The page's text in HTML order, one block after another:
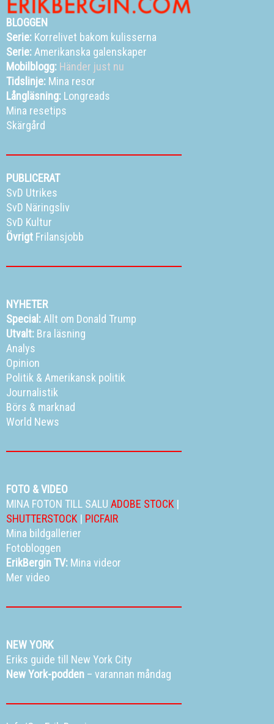
BLOGGEN
Serie: Korrelivet bakom kulisserna
Serie:Amerikanska galenskaper
Mobilblogg: Händer just nu
Tidslinje: Mina resor
Långläsning: Longreads
Mina resetips
Skärgård
PUBLICERAT
SvD Utrikes
SvD Näringsliv
SvD Kultur
Övrigt Frilansjobb
NYHETER
Special:Allt om Donald Trump
Utvalt: Bra läsning
Analys
Opinion
Politik & Amerikansk politik
Journalistik
Börs & marknad
World News
FOTO & VIDEO
MINA FOTON TILL SALU ADOBE STOCK |
SHUTTERSTOCK | PICFAIR
Mina bildgallerier
Fotobloggen
ErikBergin TV: Mina videor
Mer video
NEW YORK
Eriks guide till New York City
New York-podden – varannan måndag